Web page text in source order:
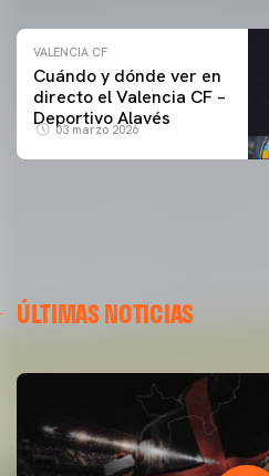
VALENCIA CF
Cuándo y dónde ver en
directo el Valencia CF –
Deportivo Alavés
03 marzo 2026
ÚLTIMAS NOTICIAS